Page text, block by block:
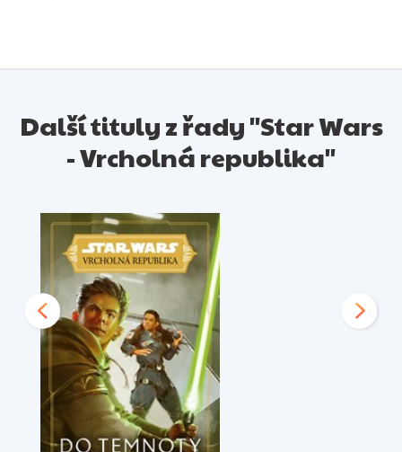
Další tituly z řady "Star Wars
- Vrcholná republika"